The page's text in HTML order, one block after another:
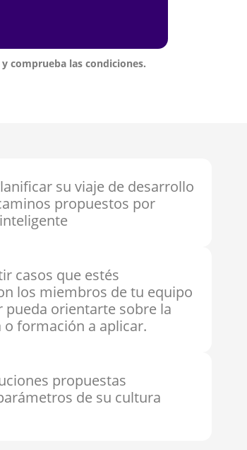
comprueba las condiciones.
su viaje de desarrollo
propuestos por
casos que estés
los miembros de tu equipo
pueda orientarte sobre la
formación a aplicar.
propuestas
de su cultura